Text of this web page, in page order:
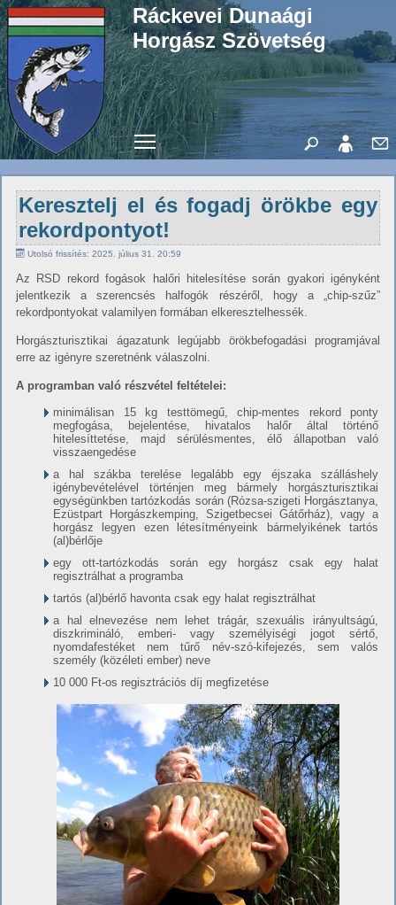
Ráckevei Dunaági
Horgász Szövetség
Toggle main menu visibility
Keresztelj el és fogadj örökbe egy
rekordpontyot!
Utolsó frissítés: 2025. július 31. 20:59
Az RSD rekord fogások halőri hitelesítése során gyakori igényként
jelentkezik a szerencsés halfogók részéről, hogy a „chip-szűz”
rekordpontyokat valamilyen formában elkeresztelhessék.
Horgászturisztikai ágazatunk legújabb örökbefogadási programjával
erre az igényre szeretnénk válaszolni.
A programban való részvétel feltételei:
minimálisan 15 kg testtömegű, chip-mentes rekord ponty
megfogása, bejelentése, hivatalos halőr által történő
hitelesíttetése, majd sérülésmentes, élő állapotban való
visszaengedése
a hal szákba terelése legalább egy éjszaka szálláshely
igénybevételével történjen meg bármely horgászturisztikai
egységünkben tartózkodás során (Rózsa-szigeti Horgásztanya,
Ezüstpart Horgászkemping, Szigetbecsei Gátőrház), vagy a
horgász legyen ezen létesítményeink bármelyikének tartós
(al)bérlője
egy ott-tartózkodás során egy horgász csak egy halat
regisztrálhat a programba
tartós (al)bérlő havonta csak egy halat regisztrálhat
a hal elnevezése nem lehet trágár, szexuális irányultságú,
diszkrimináló, emberi- vagy személyiségi jogot sértő,
nyomdafestéket nem tűrő név-szó-kifejezés, sem valós
személy (közéleti ember) neve
10 000 Ft-os regisztrációs díj megfizetése